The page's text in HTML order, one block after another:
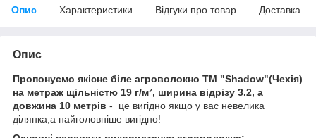
Опис Характеристики Відгуки про товар Доставка
Опис
Пропонуємо якісне біле агроволокно ТМ "Shadow"(Чехія)
на метраж щільністю 19 г/м², ширина відрізу 3.2, а
довжина 10 метрів - це вигідно якщо у вас невелика
ділянка,а найголовніше вигідно!